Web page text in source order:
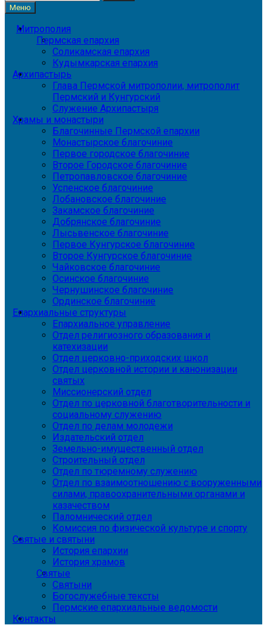
Меню
Митрополия
Пермская епархия
Соликамская епархия
Кудымкарская епархия
Архипастырь
Глава Пермской митрополии, митрополит
Пермский и Кунгурский
Служение Архипастыря
Храмы и монастыри
Благочинные Пермской епархии
Монастырское благочиние
Первое городское благочиние
Второе Городское благочиние
Петропавловское благочиние
Успенское благочиние
Лобановское благочиние
Закамское благочиние
Добрянское благочиние
Лысьвенское благочиние
Первое Кунгурское благочиние
Второе Кунгурское благочиние
Чайковское благочиние
Осинское благочиние
Чернушинское благочиние
Ординское благочиние
Епархиальные структуры
Епархиальное управление
Отдел религиозного образования и
катехизации
Отдел церковно-приходских школ
Отдел церковной истории и канонизации
святых
Миссионерский отдел
Отдел по церковной благотворительности и
социальному служению
Отдел по делам молодежи
Издательский отдел
Земельно-имущественный отдел
Строительный отдел
Отдел по тюремному служению
Отдел по взаимоотношению с вооруженными
силами, правоохранительными органами и
казачеством
Паломнический отдел
Комиссия по физической культуре и спорту
Святые и святыни
История епархии
История храмов
Святые
Святыни
Богослужебные тексты
Пермские епархиальные ведомости
Контакты